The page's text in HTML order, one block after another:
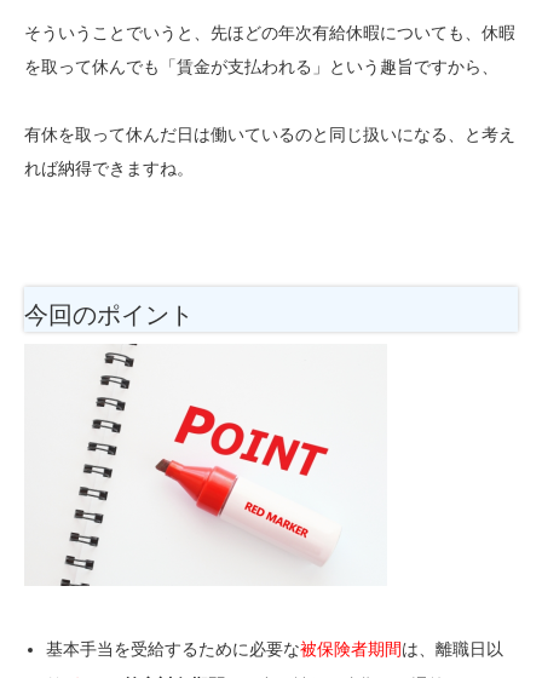
そういうことでいうと、先ほどの年次有給休暇についても、休暇
を取って休んでも「賃金が支払われる」という趣旨ですから、
有休を取って休んだ日は働いているのと同じ扱いになる、と考え
れば納得できますね。
今回のポイント
基本手当を受給するために必要な被保険者期間は、離職日以